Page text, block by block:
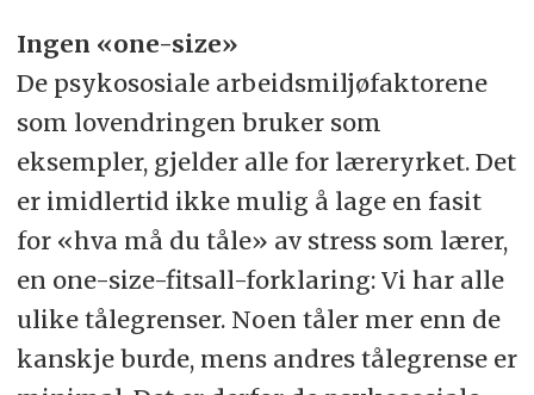
Ingen «one-size»
De psykososiale arbeidsmiljøfaktorene
som lovendringen bruker som
eksempler, gjelder alle for læreryrket. Det
er imidlertid ikke mulig å lage en fasit
for «hva må du tåle» av stress som lærer,
en one-size-fitsall-forklaring: Vi har alle
ulike tålegrenser. Noen tåler mer enn de
kanskje burde, mens andres tålegrense er